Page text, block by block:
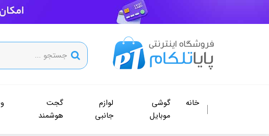
خانه
گوشی
موبایل
لوازم
جانبی
گجت
هوشمند